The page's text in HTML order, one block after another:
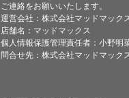
ご連絡をお願いいたします。
運営会社：株式会社マッドマック
店舗名：マッドマックス
個人情報保護管理責任者：小野明
問合せ先：株式会社マッドマック